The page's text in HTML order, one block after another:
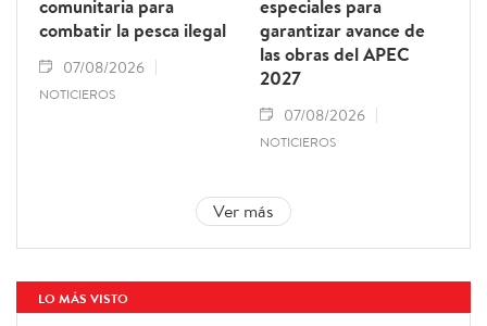
comunitaria para
combatir la pesca ilegal
07/08/2026
NOTICIEROS
especiales para
garantizar avance de
las obras del APEC
2027
07/08/2026
NOTICIEROS
Ver más
LO MÁS VISTO